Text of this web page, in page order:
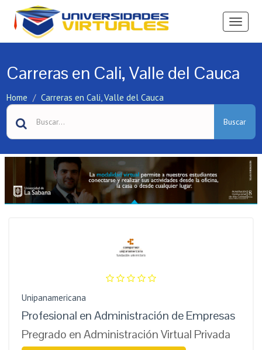
Ver
Carreras en Cali, Valle del Cauca
Home Carreras en Cali, Valle del Cauca
Buscar
Unipanamericana
Profesional en Administración de Empresas
Pregrado en Administración Virtual Privada